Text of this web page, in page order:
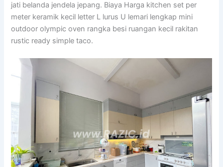
jati belanda jendela jepang. Biaya Harga kitchen set per
meter keramik kecil letter L lurus U lemari lengkap mini
outdoor olympic oven rangka besi ruangan kecil rakitan
rustic ready simple taco.